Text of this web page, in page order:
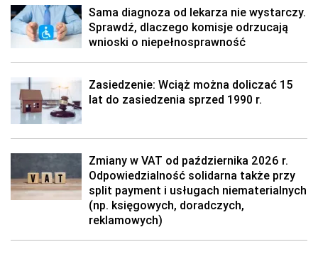
Sama diagnoza od lekarza nie wystarczy.
Sprawdź, dlaczego komisje odrzucają
wnioski o niepełnosprawność
Zasiedzenie: Wciąż można doliczać 15
lat do zasiedzenia sprzed 1990 r.
Zmiany w VAT od października 2026 r.
Odpowiedzialność solidarna także przy
split payment i usługach niematerialnych
(np. księgowych, doradczych,
reklamowych)